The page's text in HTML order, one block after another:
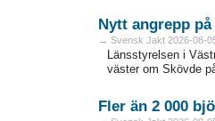
Nytt angrepp
→ Svensk Jakt 2026-08-
Länsstyrelsen i
väster om Skövde
Fler än 2 000